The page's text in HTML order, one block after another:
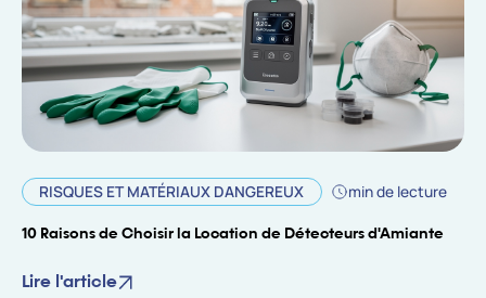
RISQUES ET MATÉRIAUX DANGEREUX min de lecture
10 Raisons de Choisir la Location de Détecteurs d'Amiante
Lire l'article